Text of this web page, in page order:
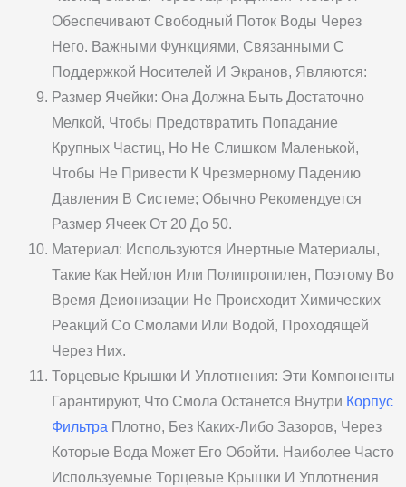
Обеспечивают Свободный Поток Воды Через
Него. Важными Функциями, Связанными С
Поддержкой Носителей И Экранов, Являются:
Размер Ячейки: Она Должна Быть Достаточно
Мелкой, Чтобы Предотвратить Попадание
Крупных Частиц, Но Не Слишком Маленькой,
Чтобы Не Привести К Чрезмерному Падению
Давления В Системе; Обычно Рекомендуется
Размер Ячеек От 20 До 50.
Материал: Используются Инертные Материалы,
Такие Как Нейлон Или Полипропилен, Поэтому Во
Время Деионизации Не Происходит Химических
Реакций Со Смолами Или Водой, Проходящей
Через Них.
Торцевые Крышки И Уплотнения: Эти Компоненты
Гарантируют, Что Смола Останется Внутри Корпус
Фильтра Плотно, Без Каких-Либо Зазоров, Через
Которые Вода Может Его Обойти. Наиболее Часто
Используемые Торцевые Крышки И Уплотнения